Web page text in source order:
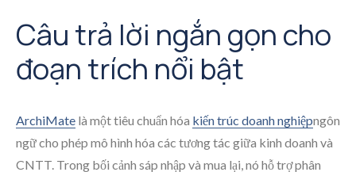
Câu trả lời ngắn gọn cho
đoạn trích nổi bật
ArchiMate là một tiêu chuẩn hóa kiến trúc doanh nghiệpngôn
ngữ cho phép mô hình hóa các tương tác giữa kinh doanh và
CNTT. Trong bối cảnh sáp nhập và mua lại, nó hỗ trợ phân